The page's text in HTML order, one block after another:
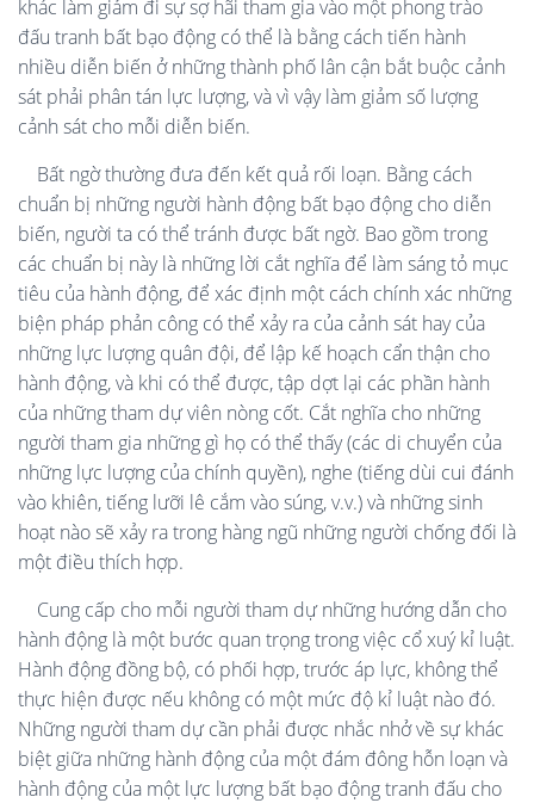
khác làm giảm đi sự sợ hãi tham gia vào một phong trào
đấu tranh bất bạo động có thể là bằng cách tiến hành
nhiều diễn biến ở những thành phố lân cận bắt buộc cảnh
sát phải phân tán lực lượng, và vì vậy làm giảm số lượng
cảnh sát cho mỗi diễn biến.
Bất ngờ thường đưa đến kết quả rối loạn. Bằng cách
chuẩn bị những người hành động bất bạo động cho diễn
biến, người ta có thể tránh được bất ngờ. Bao gồm trong
các chuẩn bị này là những lời cắt nghĩa để làm sáng tỏ mục
tiêu của hành động, để xác định một cách chính xác những
biện pháp phản công có thể xảy ra của cảnh sát hay của
những lực lượng quân đội, để lập kế hoạch cẩn thận cho
hành động, và khi có thể được, tập dợt lại các phần hành
của những tham dự viên nòng cốt. Cắt nghĩa cho những
người tham gia những gì họ có thể thấy (các di chuyển của
những lực lượng của chính quyền), nghe (tiếng dùi cui đánh
vào khiên, tiếng lưỡi lê cắm vào súng, v.v.) và những sinh
hoạt nào sẽ xảy ra trong hàng ngũ những người chống đối là
một điều thích hợp.
Cung cấp cho mỗi người tham dự những hướng dẫn cho
hành động là một bước quan trọng trong việc cổ xuý kỉ luật.
Hành động đồng bộ, có phối hợp, trước áp lực, không thể
thực hiện được nếu không có một mức độ kỉ luật nào đó.
Những người tham dự cần phải được nhắc nhở về sự khác
biệt giữa những hành động của một đám đông hỗn loạn và
hành động của một lực lượng bất bạo động tranh đấu cho